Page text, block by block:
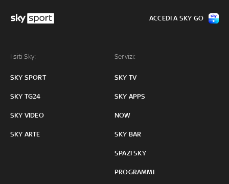
I siti Sky:
SKY SPORT
SKY TG24
SKY VIDEO
SKY ARTE
Servizi:
SKY TV
SKY APPS
NOW
SKY BAR
SPAZI SKY
PROGRAMMI
ACCEDI A SKY GO